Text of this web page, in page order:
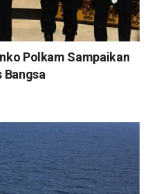
Polkam Sampaikan
Bangsa